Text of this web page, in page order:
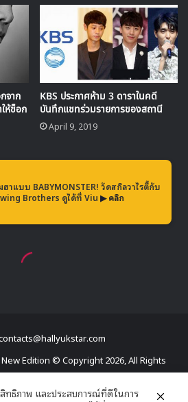
อง
2020 Idol Star Athletics
ด้ในวันที่ 24, 25 และ 27 มกราคมทาง
ISAC2020
Edition © Copyright 2026, All Rights
ทธิภาพ และประสบการณ์ที่ดีในการ